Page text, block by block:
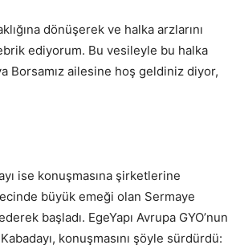
dönüşerek ve halka arzlarını
ediyorum. Bu vesileyle bu halka
Borsamız ailesine hoş geldiniz diyor,
ise konuşmasına şirketlerine
büyük emeği olan Sermaye
başladı. EgeYapı Avrupa GYO’nun
konuşmasını şöyle sürdürdü: